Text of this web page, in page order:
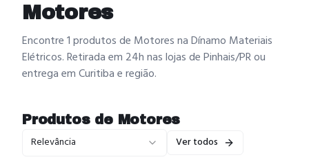
Motores
Encontre 1 produtos de Motores na Dínamo Materiais
Elétricos. Retirada em 24h nas lojas de Pinhais/PR ou
entrega em Curitiba e região.
Produtos de Motores
Relevância Ver todos